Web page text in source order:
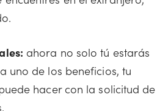
ahora no solo tú estarás
uno de los beneficios, tu
hacer con la solicitud de